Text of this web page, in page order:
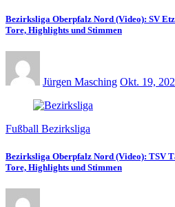
Bezirksliga Oberpfalz Nord (Video): SV
Tore, Highlights und Stimmen
Jürgen Masching Okt. 19,
Fußball Bezirksliga
Bezirksliga Oberpfalz Nord (Video): TSV
Tore, Highlights und Stimmen